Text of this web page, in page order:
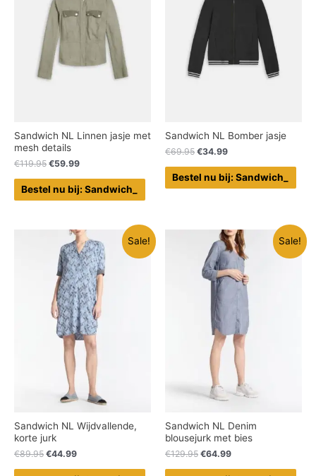
Sandwich NL Linnen jasje met
mesh details
€119.95 €59.99
Bestel nu bij: Sandwich_
Sandwich NL Bomber jasje
€69.95 €34.99
Bestel nu bij: Sandwich_
Sale!
Sandwich NL Wijdvallende,
korte jurk
€89.95 €44.99
Sale!
Sandwich NL Denim
blousejurk met bies
€129.95 €64.99